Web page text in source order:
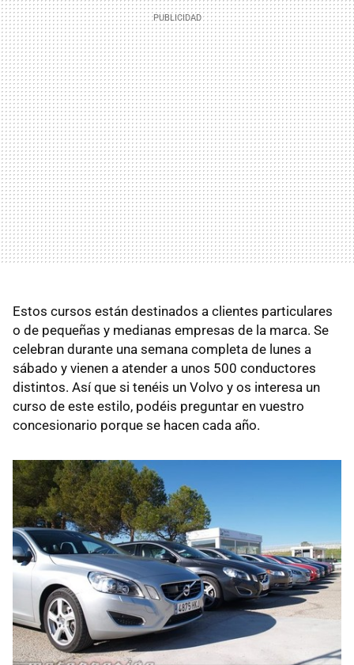
Estos cursos están destinados a clientes particulares
o de pequeñas y medianas empresas de la marca. Se
celebran durante una semana completa de lunes a
sábado y vienen a atender a unos 500 conductores
distintos. Así que si tenéis un Volvo y os interesa un
curso de este estilo, podéis preguntar en vuestro
concesionario porque se hacen cada año.